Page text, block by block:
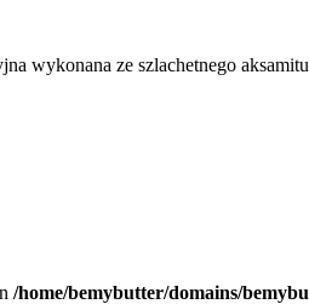
wykonana ze szlachetnego
/home/bemybutter/domains/